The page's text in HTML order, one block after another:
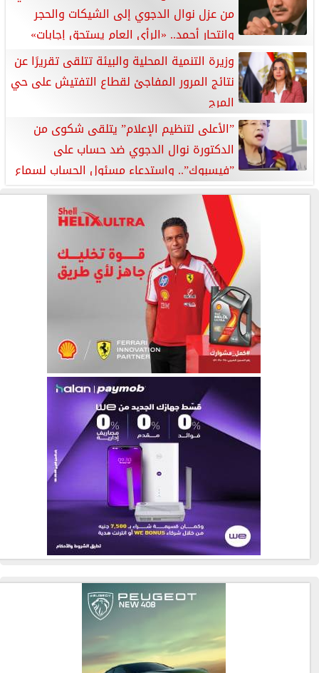
من عزل نوال الدجوي إلى الشيكات والحجر
وانتحار أحمد.. «الرأي العام يستحق إجابات»
وزيرة التنمية المحلية والبيئة تتلقى تقريرًا عن
نتائج المرور المفاجئ لقطاع التفتيش على حي
المرج
”الأعلى لتنظيم الإعلام” يتلقى شكوى من
الدكتورة نوال الدجوي ضد حساب على
”فيسبوك”.. واستدعاء مسئول الحساب لسماع
أقواله